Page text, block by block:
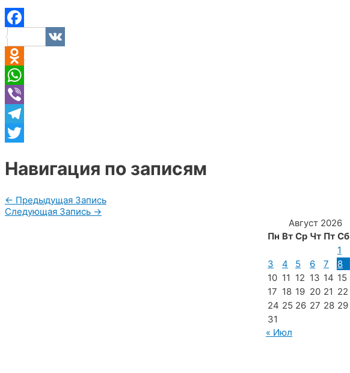
Facebook
VK
Odnoklassniki
WhatsApp
Viber
Telegram
Навигация по записям
← Предыдущая Запись
Следующая Запись →
Август 2026
Пн Вт Ср Чт Пт Сб
1
3
4 5 6 7 8
10 11 12 13 14 15
17 18 19 20 21 22
24 25 26 27 28 29
31
« Июл